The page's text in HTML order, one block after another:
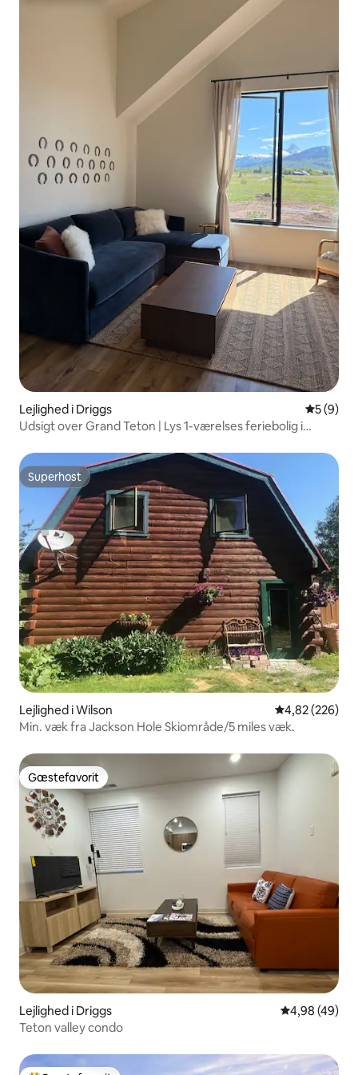
Lejlighed i Driggs 5 ud af 5
5 (9)
Udsigt over Grand Teton | Lys 1-værelses feriebolig i
Superhost
Superhost
Lejlighed i Wilson 4,82 ud af 5 i
4,82 (226)
Min. væk fra Jackson Hole Skiområde/5 miles væk.
Gæstefavorit
Gæstefavorit
Lejlighed i Driggs 4,98 ud af 5 i
4,98 (49)
Teton valley condo